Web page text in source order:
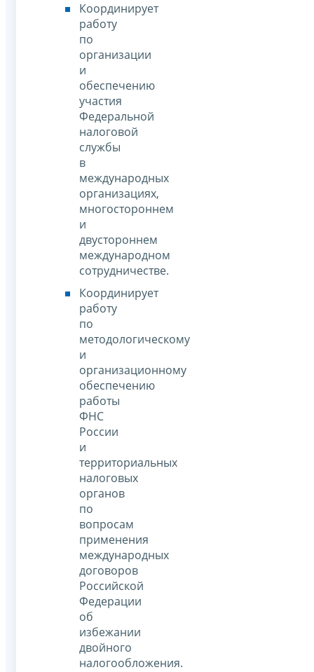
Координирует
работу
по
организации
и
обеспечению
участия
Федеральной
налоговой
службы
в
международных
организациях,
многостороннем
и
двустороннем
международном
сотрудничестве.
Координирует
работу
по
методологическому
и
организационному
обеспечению
работы
ФНС
России
и
территориальных
налоговых
органов
по
вопросам
применения
международных
договоров
Российской
Федерации
об
избежании
двойного
налогообложения.